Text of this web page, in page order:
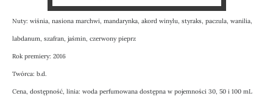
Nuty: wiśnia, nasiona marchwi, mandarynka, akord winylu, styraks, paczula, wanilia,
labdanum, szafran, jaśmin, czerwony pieprz
Rok premiery: 2016
Twórca: b.d.
Cena, dostępność, linia: woda perfumowana dostępna w pojemności 30, 50 i 100 mL